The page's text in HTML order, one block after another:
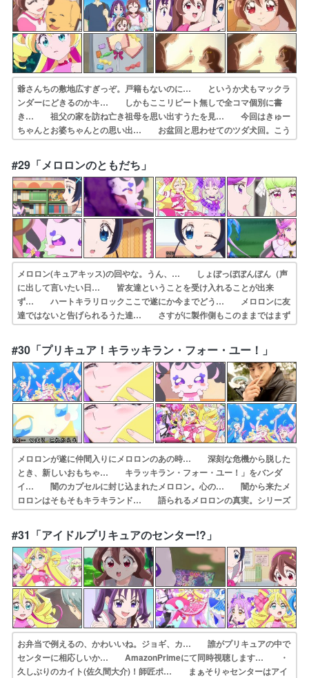
爺さんちの敷地広すぎっぞ。戸籍もないのに… というか犬もマックラ
ンダーにどきるのかキ… しかもここリピート無しで全コマ個別に書
き… 祖父の家を訪ね亡き祖母を思い出すうたを見… 今回はきゅー
ちゃんとお婆ちゃんとの思い出… お盆回と思わせてのツダ犬回。こう
やって地… きゅーちゃん（CVツダケン）メイン回。普… キッズ
アニメの夏休み定番な帰省回。うたち… 今回はスリッパ型クラヤミン
ダーのデザイン… ツダケンvs諏訪部順一、つまり今回は閃光…
#29「メロロンのともだち」
メロロン(キュアキッス)の回やな。うん、… しょぼっぼぼんぼん（声
に出して言いたい日… 皆友達ということを受け入れることが出来
ず… ハートキラリロックここで遂にか今までどう… メロロンに友
達ではないと告げられるうた達… さすがに製作側もこのままではまず
いと思っ… メロロンはプリルンのことが大好きすぎてや… ななち
ゃん前からメロロン気にかけてたけど… キッス・イン・ザ・ダーク。
遂に来たメロロ… ショボッボボンボンまさかの？語呂悪いと思…
#30「プリキュア！キラッキラン・フォー・ユー！」
メロロンが遂に仲間入りにメロロンのあの時… 深刻な危機から脱した
とき、新しいおもちゃ… キラッキラン・フォー・ユー！」をバンダ
イ… 闇のカプセルに封じ込まれたメロロン。心の… 闇から来たメ
ロロンはそもそもキラキランド… 語られるメロロンの真実。シリーズ
に多い追… キラッキラン・フォー・ユー！やっぱり、前… キラッ
キラン・フォー・ユー！ガチガチガチ… 今期のキモとなるエピソード
だと思う。メロ… メロロンやっと言えたじゃねぇかｗそれにし…
#31「アイドルプリキュアのセンター!?」
お弁当で例えるの、かわいいね。ジョギ、カ… 誰がプリキュアの中で
センターに相応しいか… AmazonPrimeにて同時視聴します… ・
久しぶりのカイト(佐久間大介)！師匠ポ… まぁそりゃセンターはアイ